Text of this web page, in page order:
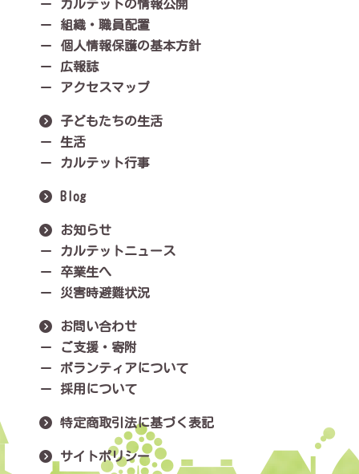
カルテットの情報公開
組織・職員配置
個人情報保護の基本方針
広報誌
アクセスマップ
子どもたちの生活
生活
カルテット行事
Blog
お知らせ
カルテットニュース
卒業生へ
災害時避難状況
お問い合わせ
ご支援・寄附
ボランティアについて
採用について
特定商取引法に基づく表記
サイトポリシー